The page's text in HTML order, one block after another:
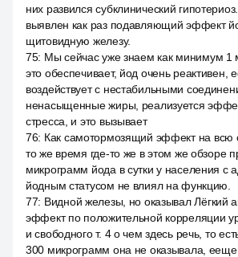
них развился субклинический
выявлен как раз подавляющий эффект
щитовидную железу.
75: Мы сейчас уже знаем как минимум 1
это обеспечивает, йод очень реактивен,
воздействует с нестабильными
ненасыщенные жиры, реализуется
стресса, и это вызывает
76: Как самотормозящий эффект на всю
то же время где-то же в этом же обзоре
микрограмм йода в сутки у населения с
йодным статусом не влиял на функцию.
77: Видной железы, но оказывал Лёгкий
эффект по положительной корреляции
и свободного т. 4 о чем здесь речь, то
300 микрограмм она не оказывала,